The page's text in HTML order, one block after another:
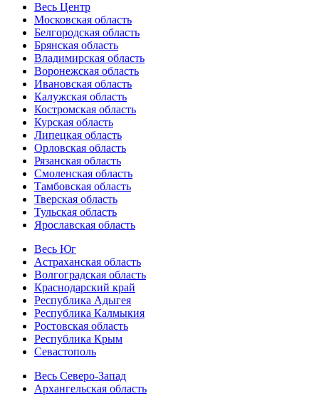
Весь Центр
Московская область
Белгородская область
Брянская область
Владимирская область
Воронежская область
Ивановская область
Калужская область
Костромская область
Курская область
Липецкая область
Орловская область
Рязанская область
Смоленская область
Тамбовская область
Тверская область
Тульская область
Ярославская область
Весь Юг
Астраханская область
Волгоградская область
Краснодарский край
Республика Адыгея
Республика Калмыкия
Ростовская область
Республика Крым
Севастополь
Весь Северо-Запад
Архангельская область